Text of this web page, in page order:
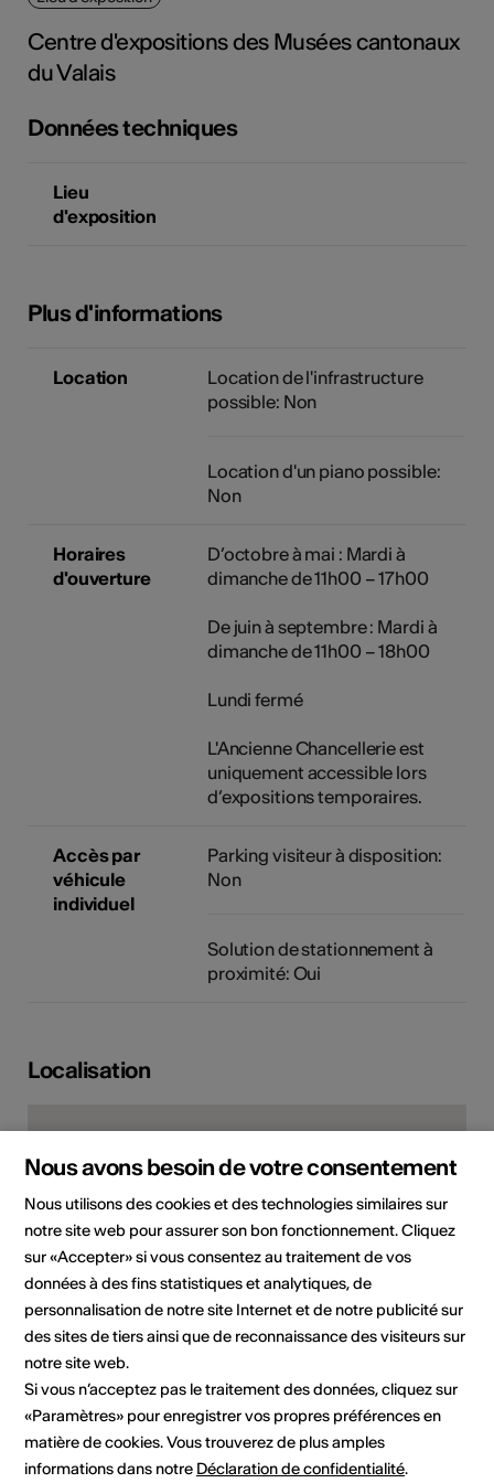
Centre d'expositions des Musées cantonaux
du Valais
Données techniques
Lieu
d'exposition
Plus d'informations
Location
Location de l'infrastructure
possible: Non
Location d'un piano possible:
Non
Horaires
d'ouverture
D’octobre à mai : Mardi à
dimanche de 11h00 – 17h00
De juin à septembre : Mardi à
dimanche de 11h00 – 18h00
Lundi fermé
L'Ancienne Chancellerie est
uniquement accessible lors
d’expositions temporaires.
Accès par
véhicule
individuel
Parking visiteur à disposition:
Non
Solution de stationnement à
proximité: Oui
Localisation
Rue des Châteaux 14, 1950 Sion
Planifier un itinéraire
Transports publics
Adresse
Nous avons besoin de votre consentement
Nous utilisons des cookies et des technologies similaires sur
notre site web pour assurer son bon fonctionnement. Cliquez
sur «Accepter» si vous consentez au traitement de vos
données à des fins statistiques et analytiques, de
personnalisation de notre site Internet et de notre publicité sur
des sites de tiers ainsi que de reconnaissance des visiteurs sur
notre site web.
Si vous n’acceptez pas le traitement des données, cliquez sur
«Paramètres» pour enregistrer vos propres préférences en
matière de cookies. Vous trouverez de plus amples
informations dans notre Déclaration de confidentialité.